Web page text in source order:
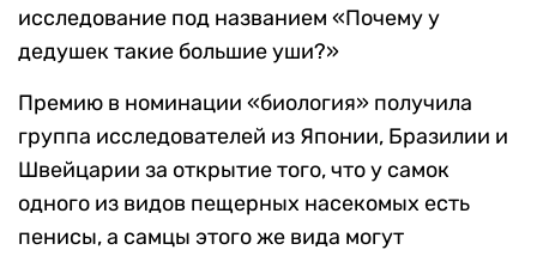
исследование под названием «Почему у
дедушек такие большие уши?»
Премию в номинации «биология» получила
группа исследователей из Японии, Бразилии и
Швейцарии за открытие того, что у самок
одного из видов пещерных насекомых есть
пенисы, а самцы этого же вида могут